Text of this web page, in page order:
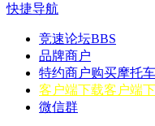
快捷导航
竞速论坛BBS
品牌商户
特约商户购买摩托
客户端下载客户端
微信群